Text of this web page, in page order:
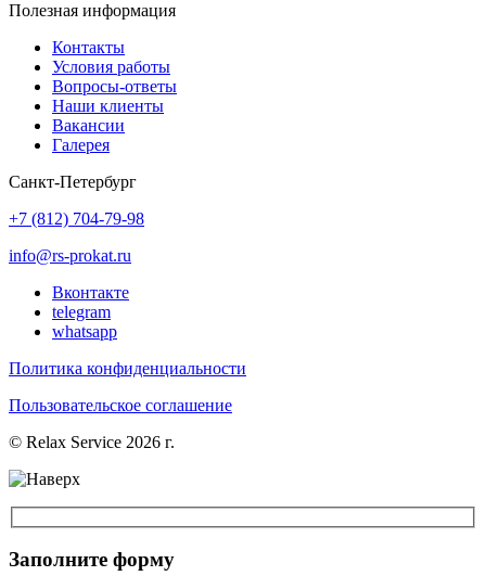
Полезная информация
Контакты
Условия работы
Вопросы-ответы
Наши клиенты
Вакансии
Галерея
Санкт-Петербург
+7 (812) 704-79-98
info@rs-prokat.ru
Вконтакте
telegram
whatsapp
Политика конфиденциальности
Пользовательское соглашение
© Relax Service 2026 г.
Заполните форму